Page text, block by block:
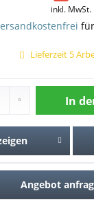
inkl. MwSt.
Lieferzeit 5
In
Angebot